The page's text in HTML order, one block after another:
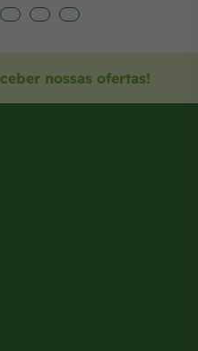
nossas ofertas!